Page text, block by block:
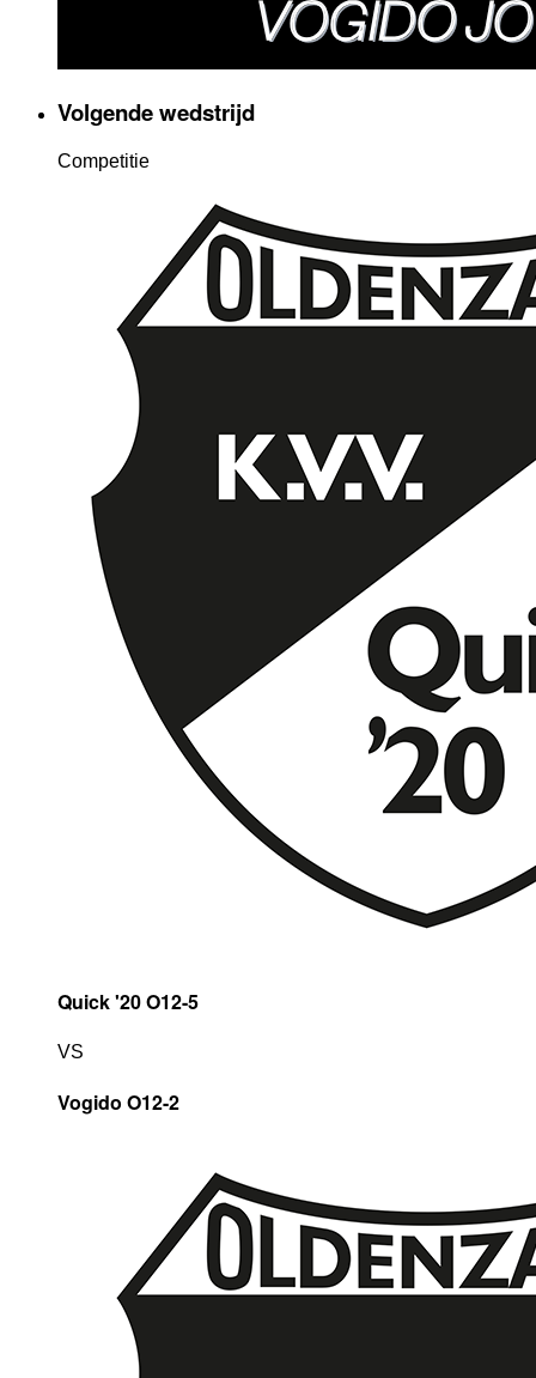
Volgende wedstrijd
Competitie
Quick '20 O12-5
VS
Vogido O12-2